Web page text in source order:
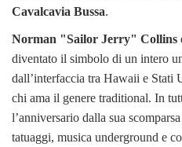
Cavalcavia Bussa.
Norman "Sailor Jerry" Collins
diventato il simbolo di un intero
dall’interfaccia tra Hawaii e Stati
chi ama il genere traditional. In
l’anniversario dalla sua
tatuaggi, musica underground e